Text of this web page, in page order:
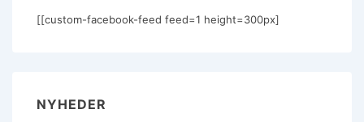
[[custom-facebook-feed feed=1 height=300px]
NYHEDER